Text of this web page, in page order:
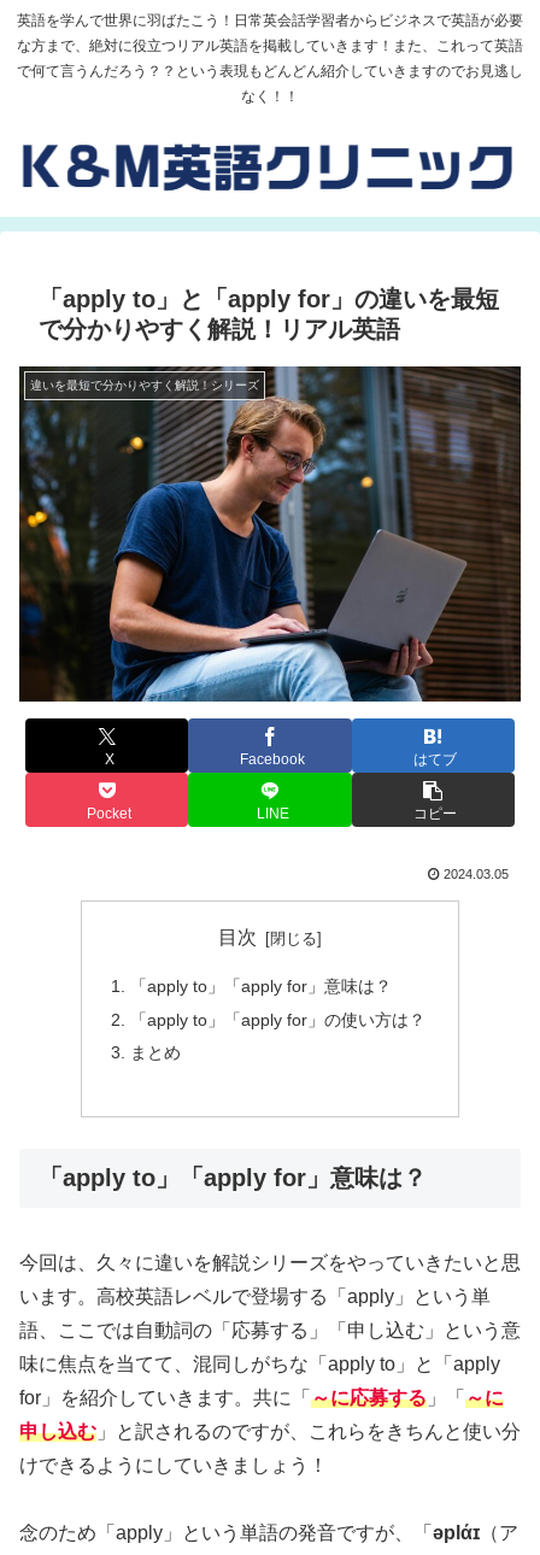
英語を学んで世界に羽ばたこう！日常英会話学習者からビジネスで英語が必要
な方まで、絶対に役立つリアル英語を掲載していきます！また、これって英語
で何て言うんだろう？？という表現もどんどん紹介していきますのでお見逃し
なく！！
「apply to」と「apply for」の違いを最短
で分かりやすく解説！リアル英語
違いを最短で分かりやすく解説！シリーズ
X Facebook はてブ
Pocket LINE コピー
2024.03.05
目次
「apply to」「apply for」意味は？
「apply to」「apply for」の使い方は？
まとめ
「apply to」「apply for」意味は？
今回は、久々に違いを解説シリーズをやっていきたいと思
います。高校英語レベルで登場する「apply」という単
語、ここでは自動詞の「応募する」「申し込む」という意
味に焦点を当てて、混同しがちな「apply to」と「apply
for」を紹介していきます。共に「 ～に応募する 」「 ～に
申し込む 」と訳されるのですが、これらをきちんと使い分
けできるようにしていきましょう！
念のため「apply」という単語の発音ですが、「 əplάɪ （ア